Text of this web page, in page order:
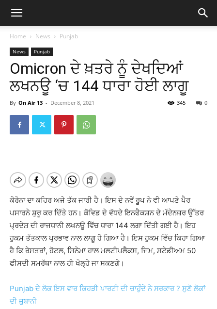
Home News Punjab
News Punjab
Omicron ਦੇ ਖ਼ਤਰੇ ਨੂੰ ਦੇਖਦਿਆਂ
ਲਖਨਊ ‘ਚ 144 ਧਾਰਾ ਹੋਈ ਲਾਗੂ
By On Air 13 - December 8, 2021 0
345
ਕੋਰੋਨਾ ਦਾ ਕਹਿਰ ਅਜੇ ਤੱਕ ਜਾਰੀ ਹੈ। ਇਸ ਦੇ ਨਵੇਂ ਰੂਪ ਨੇ ਵੀ ਆਪਣੇ ਪੈਰ
ਪਸਾਰਨੇ ਸ਼ੁਰੂ ਕਰ ਦਿੱਤੇ ਹਨ। ਕੋਵਿਡ ਦੇ ਵੱਧਦੇ ਇਨਫੈਕਸ਼ਨ ਦੇ ਮੱਦੇਨਜ਼ਰ ਉੱਤਰ
ਪ੍ਰਦੇਸ਼ ਦੀ ਰਾਜਧਾਨੀ ਲਖਨਊ ਵਿੱਚ ਧਾਰਾ 144 ਲਗਾ ਦਿੱਤੀ ਗਈ ਹੈ। ਇਹ
ਹੁਕਮ ਤੱਤਕਾਲ ਪ੍ਰਭਾਵ ਨਾਲ ਲਾਗੂ ਹੋ ਗਿਆ ਹੈ। ਇਸ ਹੁਕਮ ਵਿੱਚ ਕਿਹਾ ਗਿਆ
ਹੈ ਕਿ ਰੇਸਤਰਾਂ, ਹੋਟਲ, ਸਿਨੇਮਾ ਹਾਲ ਮਲਟੀਪਲੈਕਸ, ਜਿਮ, ਸਟੇਡੀਅਮ 50
ਫੀਸਦੀ ਸਮਰੱਥਾ ਨਾਲ ਹੀ ਖੋਲ੍ਹੇ ਜਾ ਸਕਣਗੇ।
Punjab ਦੇ ਲੋਕ ਇਸ ਵਾਰ ਕਿਹੜੀ ਪਾਰਟੀ ਦੀ ਚਾਹੁੰਦੇ ਨੇ ਸਰਕਾਰ ? ਸੁਣੋ ਲੋਕਾਂ
ਦੀ ਜ਼ੁਬਾਨੀ